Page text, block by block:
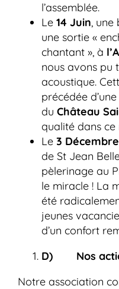
l’assemblée.
Le 14 Juin, une
une sortie «
chantant », à
nous avons pu
acoustique.
précédée
du Château
qualité dans ce
Le 3 Décembre
de St Jean
pèlerinage au
le miracle ! La
été
jeunes
d’un confort
D) Nos
Notre association